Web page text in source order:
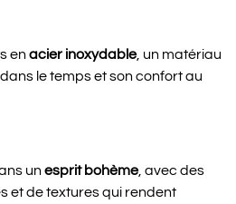
enacier inoxydable, un matériau
le temps et son confort au
unesprit bohème, avec des
et de textures qui rendent